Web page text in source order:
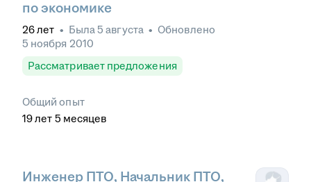
по экономике
26лет • Была5 августа • Обновлено
5 ноября 2010
Рассматривает предложения
Общий опыт
19лет 5 месяцев
Инженер ПТО, Начальник ПТО,